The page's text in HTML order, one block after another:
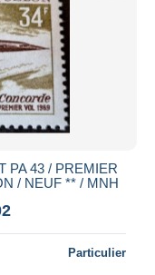
PA 43 / PREMIER
/ NEUF ** / MNH
Particulier